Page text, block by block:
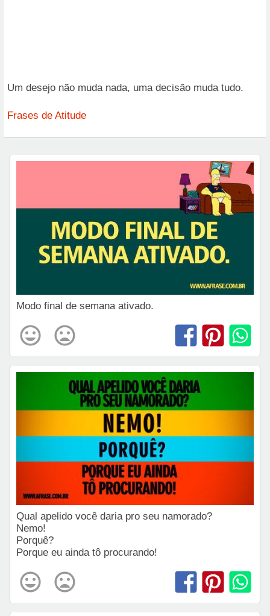
Um desejo não muda nada, uma decisão muda tudo.
Frases de Atitude
Modo final de semana ativado.
Qual apelido você daria pro seu namorado?
Nemo!
Porquê?
Porque eu ainda tô procurando!